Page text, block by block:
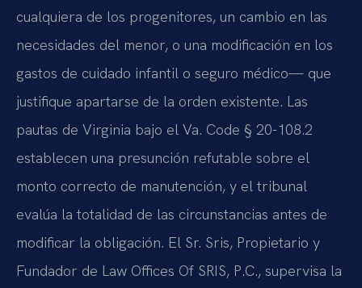
cualquiera de los progenitores, un cambio en las
necesidades del menor, o una modificación en los
gastos de cuidado infantil o seguro médico— que
justifique apartarse de la orden existente. Las
pautas de Virginia bajo el Va. Code § 20-108.2
establecen una presunción refutable sobre el
monto correcto de manutención, y el tribunal
evalúa la totalidad de las circunstancias antes de
modificar la obligación. El Sr. Sris, Propietario y
Fundador de Law Offices Of SRIS, P.C., supervisa la